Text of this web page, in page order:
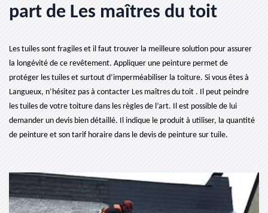
part de Les maîtres du toit
Les tuiles sont fragiles et il faut trouver la meilleure solution pour assurer
la longévité de ce revêtement. Appliquer une peinture permet de
protéger les tuiles et surtout d’imperméabiliser la toiture. Si vous êtes à
Langueux, n’hésitez pas à contacter Les maîtres du toit . Il peut peindre
les tuiles de votre toiture dans les règles de l’art. Il est possible de lui
demander un devis bien détaillé. Il indique le produit à utiliser, la quantité
de peinture et son tarif horaire dans le devis de peinture sur tuile.